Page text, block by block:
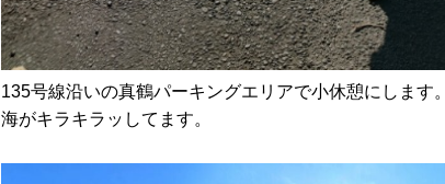
135号線沿いの真鶴パーキングエリアで小休憩にします
海がキラキラッしてます。